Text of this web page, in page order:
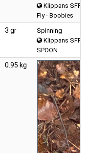
Klippans SFF
Fly - Boobies
3 gr
Spinning
Klippans SFF
SPOON
0.95 kg